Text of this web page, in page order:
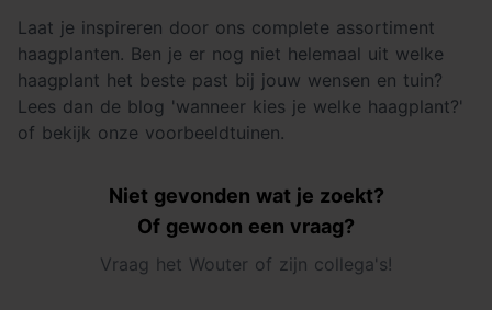
Laat je inspireren door ons complete assortiment
haagplanten. Ben je er nog niet helemaal uit welke
haagplant het beste past bij jouw wensen en tuin?
Lees dan de blog 'wanneer kies je welke haagplant?'
of bekijk onze voorbeeldtuinen.
Niet gevonden wat je zoekt?
Of gewoon een vraag?
Vraag het Wouter of zijn collega's!